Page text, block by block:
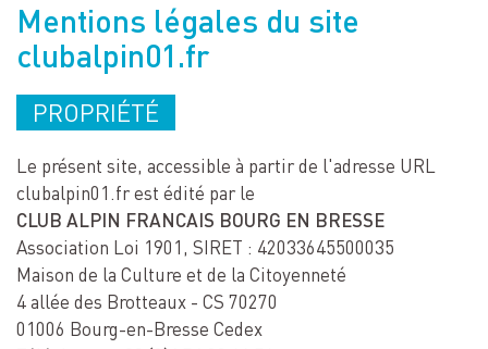
Mentions légales du site
clubalpin01.fr
PROPRIÉTÉ
Le présent site, accessible à partir de l'adresse URL
clubalpin01.fr est édité par le
CLUB ALPIN FRANCAIS BOURG EN BRESSE
Association Loi 1901, SIRET : 42033645500035
Maison de la Culture et de la Citoyenneté
4 allée des Brotteaux - CS 70270
01006 Bourg-en-Bresse Cedex